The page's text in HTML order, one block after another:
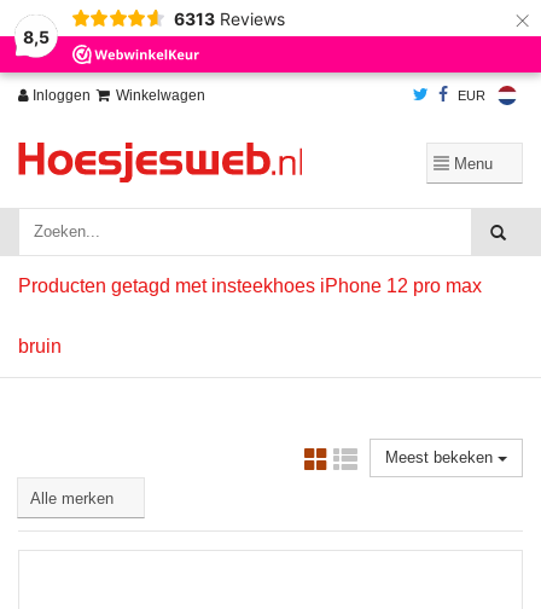
8,5
6313 Reviews ×
Inloggen Winkelwagen EUR
Producten getagd met insteekhoes iPhone 12 pro max
bruin
Meest bekeken
Wij slaan cookies op om onze website te verbeteren. Is dat akkoord?
Ja
Nee